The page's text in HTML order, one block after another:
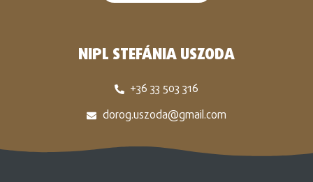
NIPL STEFÁNIA USZODA
+36 33 503 316
dorog.uszoda@gmail.com